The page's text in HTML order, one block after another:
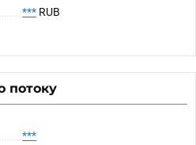
*** RUB
потоку
***